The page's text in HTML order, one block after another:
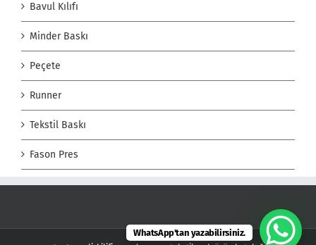
Bavul Kılıfı
Minder Baskı
Peçete
Runner
Tekstil Baskı
Fason Pres
WhatsApp'tan yazabilirsiniz.